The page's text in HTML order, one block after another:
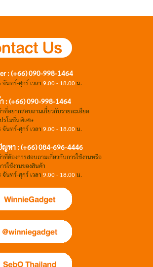
: (+66) 090-998-1464
จันทร์-ศุกร์ เวลา 9.00 - 18.00 น.
: (+66) 090-998-1464
ที่อยากสอบถามเกี่ยวกับรายละเอียด
รโมชั่นพิเศษ
จันทร์-ศุกร์ เวลา 9.00 - 18.00 น.
หา : (+66)084-696-4446
ที่ต้องการสอบถามเกี่ยวกับการใช้งานหรือ
ใช้งานของสินค้า
จันทร์-ศุกร์ เวลา 9.00 - 18.00 น.